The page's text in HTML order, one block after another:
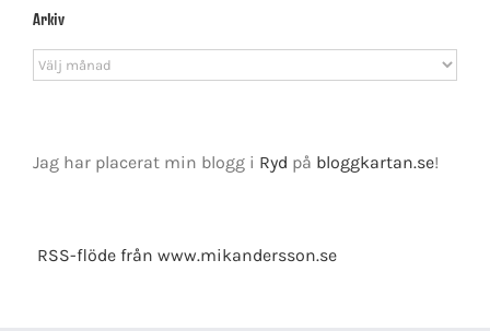
Arkiv
Arkiv
Jag har placerat min blogg i Ryd på bloggkartan.se!
RSS-flöde från www.mikandersson.se